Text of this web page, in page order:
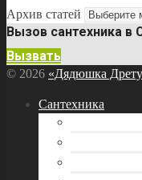
Архив статей
Вызов сантехника в
Вызвать
© 2026 «Дядюшка
Сантехника